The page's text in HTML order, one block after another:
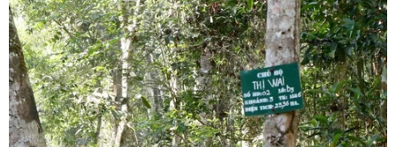
23/11/2020 07:25
3 phim ngắn giành giải A Liên hoan phim môi trường
toàn quốc gồm phim khoa học “Một giải pháp chống
xói lở bờ biển," phim tài liệu “Kvey tới vùng Bậc Rây” và
phim hoạt hình “Bí mật của những đứa trẻ."